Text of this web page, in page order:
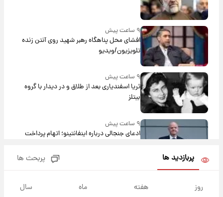
۹ ساعت پیش
افشای محل پناهگاه‌ رهبر شهید روی آنتن زنده
تلویزیون/ویدیو
۹ ساعت پیش
ثریا اسفندیاری بعد از طلاق و در دیدار با گروه
بیتلز
۹ ساعت پیش
ادعای جنجالی درباره اینفانتینو؛ اتهام پرداخت
آلزایمر و زوال عقل افزایش می‌یابد؟
پربازدید ها پربحث ها
روز هفته ماه سال